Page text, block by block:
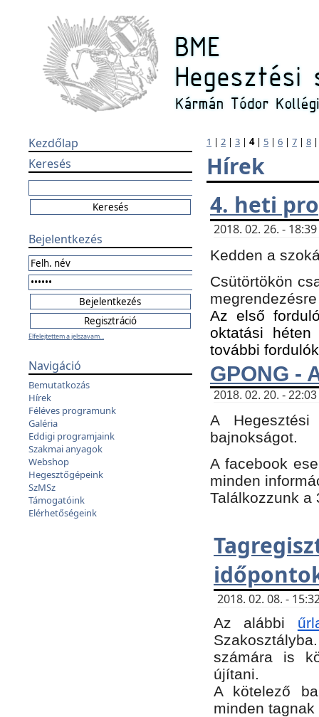
Kezdőlap
Keresés
Bejelentkezés
Elfelejtettem a jelszavam...
Navigáció
Bemutatkozás
Hírek
Féléves programunk
Galéria
Eddigi programjaink
Szakmai anyagok
Webshop
Hegesztőgépeink
SzMSz
Támogatóink
Elérhetőségeink
1 | 2 | 3 | 4| 5 | 6 | 7 | 8
Hírek
4. heti
2018. 02. 26. -
Kedden a
Csütörtökön
Az első
oktatási
további
GPONG -
2018. 02. 20. -
A
bajnokságot.
A facebook
minden
Találkozzunk a
2018. 02. 08. -
Az alábbi
számára is
újítani.
​A kötelező
minden